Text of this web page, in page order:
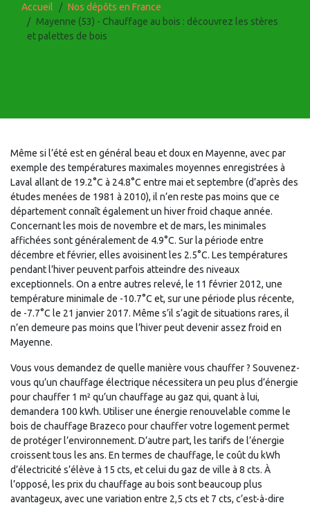
Accueil
Nos dépôts en France
Mayenne (53) - Chauffage au bois : découvrez les stères
et palettes de bois
Même si l’été est en général beau et doux en Mayenne, avec par
exemple des températures maximales moyennes enregistrées à
Laval allant de 19.2°C à 24.8°C entre mai et septembre (d’après des
études menées de 1981 à 2010), il n’en reste pas moins que ce
département connaît également un hiver froid chaque année.
Concernant les mois de novembre et de mars, les minimales
affichées sont généralement de 4.9°C. Sur la période entre
décembre et février, elles avoisinent les 2.5°C. Les températures
pendant l’hiver peuvent parfois atteindre des niveaux
exceptionnels. On a entre autres relevé, le 11 février 2012, une
température minimale de -10.7°C et, sur une période plus récente,
de -7.7°C le 21 janvier 2017. Même s’il s’agit de situations rares, il
n’en demeure pas moins que l’hiver peut devenir assez froid en
Mayenne.
Vous vous demandez de quelle manière vous chauffer ? Souvenez-
vous qu’un chauffage électrique nécessitera un peu plus d’énergie
pour chauffer 1 m² qu’un chauffage au gaz qui, quant à lui,
demandera 100 kWh. Utiliser une énergie renouvelable comme le
bois de chauffage Brazeco pour chauffer votre logement permet
de protéger l’environnement. D’autre part, les tarifs de l’énergie
croissent tous les ans. En termes de chauffage, le coût du kWh
d’électricité s’élève à 15 cts, et celui du gaz de ville à 8 cts. À
l’opposé, les prix du chauffage au bois sont beaucoup plus
avantageux, avec une variation entre 2,5 cts et 7 cts, c’est-à-dire